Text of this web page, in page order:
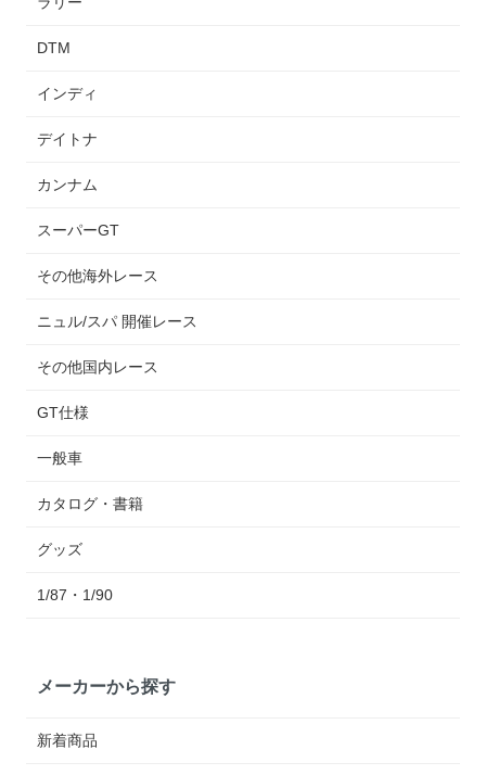
DTM
インディ
デイトナ
カンナム
スーパーGT
その他海外レース
ニュル/スパ 開催レース
その他国内レース
GT仕様
一般車
カタログ・書籍
グッズ
1/87・1/90
メーカーから探す
新着商品